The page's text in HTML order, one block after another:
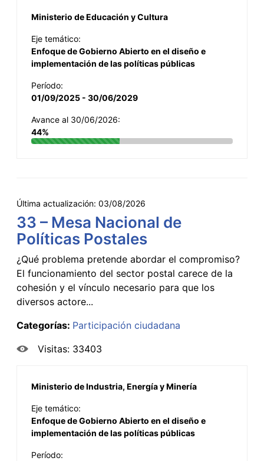
Ministerio de Educación y Cultura
Eje temático:
Enfoque de Gobierno Abierto en el diseño e
implementación de las políticas públicas
Período:
01/09/2025 - 30/06/2029
Avance al 30/06/2026:
44%
Última actualización: 03/08/2026
33 – Mesa Nacional de
Políticas Postales
¿Qué problema pretende abordar el compromiso?
El funcionamiento del sector postal carece de la
cohesión y el vínculo necesario para que los
diversos actore...
Categorías: Participación ciudadana
Visitas: 33403
Ministerio de Industria, Energía y Minería
Eje temático:
Enfoque de Gobierno Abierto en el diseño e
implementación de las políticas públicas
Período: